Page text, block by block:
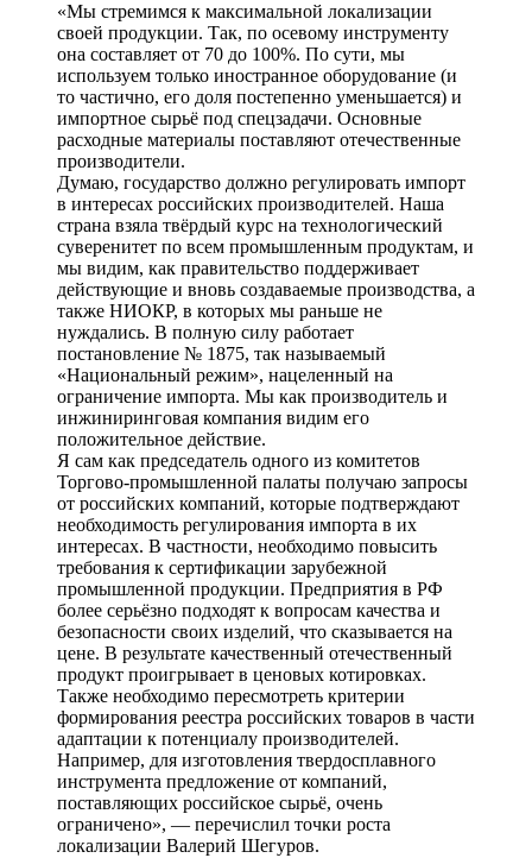
«Мы стремимся к максимальной локализации
своей продукции. Так, по осевому инструменту
она составляет от 70 до 100%. По сути, мы
используем только иностранное оборудование (и
то частично, его доля постепенно уменьшается) и
импортное сырьё под спецзадачи. Основные
расходные материалы поставляют отечественные
производители.
Думаю, государство должно регулировать импорт
в интересах российских производителей. Наша
страна взяла твёрдый курс на технологический
суверенитет по всем промышленным продуктам, и
мы видим, как правительство поддерживает
действующие и вновь создаваемые производства, а
также НИОКР, в которых мы раньше не
нуждались. В полную силу работает
постановление № 1875, так называемый
«Национальный режим», нацеленный на
ограничение импорта. Мы как производитель и
инжиниринговая компания видим его
положительное действие.
Я сам как председатель одного из комитетов
Торгово-промышленной палаты получаю запросы
от российских компаний, которые подтверждают
необходимость регулирования импорта в их
интересах. В частности, необходимо повысить
требования к сертификации зарубежной
промышленной продукции. Предприятия в РФ
более серьёзно подходят к вопросам качества и
безопасности своих изделий, что сказывается на
цене. В результате качественный отечественный
продукт проигрывает в ценовых котировках.
Также необходимо пересмотреть критерии
формирования реестра российских товаров в части
адаптации к потенциалу производителей.
Например, для изготовления твердосплавного
инструмента предложение от компаний,
поставляющих российское сырьё, очень
ограничено», — перечислил точки роста
локализации Валерий Шегуров.